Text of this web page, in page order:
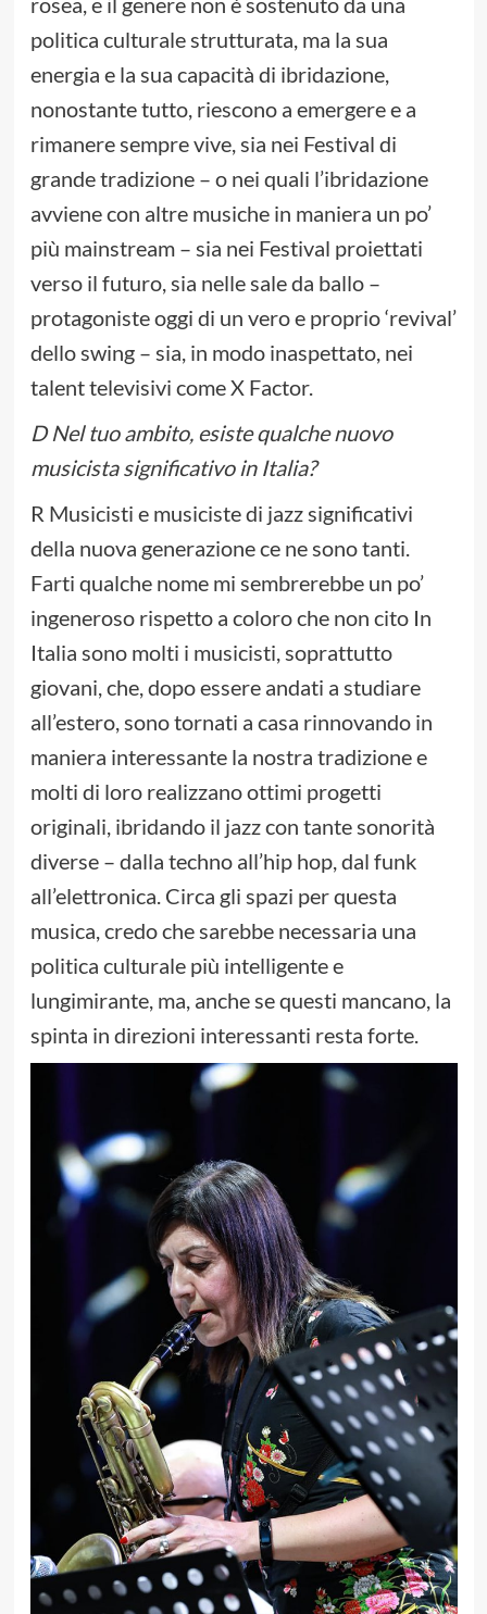
politica culturale strutturata, ma la sua
energia e la sua capacità di ibridazione,
nonostante tutto, riescono a emergere e a
rimanere sempre vive, sia nei Festival di
grande tradizione – o nei quali l’ibridazione
avviene con altre musiche in maniera un po’
più mainstream – sia nei Festival proiettati
verso il futuro, sia nelle sale da ballo –
protagoniste oggi di un vero e proprio ‘revival’
dello swing – sia, in modo inaspettato, nei
talent televisivi come X Factor.
D Nel tuo ambito, esiste qualche nuovo
musicista significativo in Italia?
R Musicisti e musiciste di jazz significativi
della nuova generazione ce ne sono tanti.
Farti qualche nome mi sembrerebbe un po’
ingeneroso rispetto a coloro che non cito In
Italia sono molti i musicisti, soprattutto
giovani, che, dopo essere andati a studiare
all’estero, sono tornati a casa rinnovando in
maniera interessante la nostra tradizione e
molti di loro realizzano ottimi progetti
originali, ibridando il jazz con tante sonorità
diverse – dalla techno all’hip hop, dal funk
all’elettronica. Circa gli spazi per questa
musica, credo che sarebbe necessaria una
politica culturale più intelligente e
lungimirante, ma, anche se questi mancano, la
spinta in direzioni interessanti resta forte.